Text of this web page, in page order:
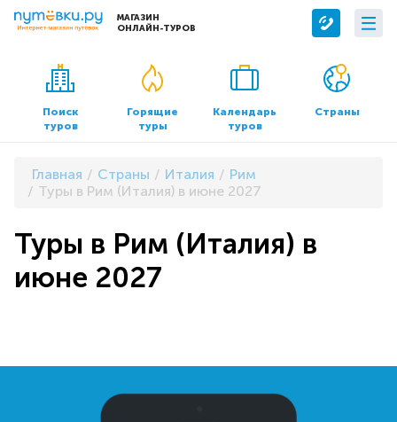
МАГАЗИН
ОНЛАЙН-ТУРОВ
Сервисы
Бронирование отелей
Трансфер
О компании
О нас
Контакты
Документы и реквизиты
Поиск
туров
Горящие
туры
Календарь
туров
Страны
Главная Страны Италия
Рим
Туры в Рим (Италия) в июне 2027
Туры в Рим (Италия) в
июне 2027